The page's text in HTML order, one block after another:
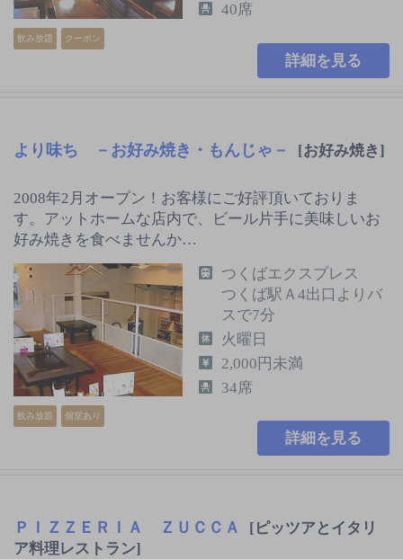
飲み放題 クーポン
40席
詳細を見る
より味ち －お好み焼き・もんじゃ－ [お好み焼き]
2008年2月オープン！お客様にご好評頂いておりま
す。アットホームな店内で、ビール片手に美味しいお
好み焼きを食べませんか…
飲み放題 個室あり
つくばエクスプレス
つくば駅Ａ4出口よりバ
スで7分
火曜日
2,000円未満
34席
詳細を見る
ＰＩＺＺＥＲＩＡ ＺＵＣＣＡ
[ピッツアとイタリ
ア料理レストラン]